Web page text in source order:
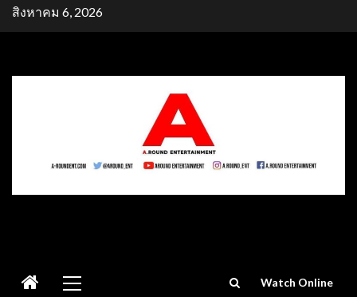
Skipสิงหาคม 6, 2026
Menu
Watch Online